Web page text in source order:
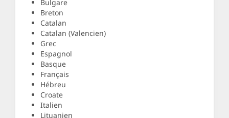
Bulgare
Breton
Catalan
Catalan (Valencien)
Grec
Espagnol
Basque
Français
Hébreu
Croate
Italien
Lituanien